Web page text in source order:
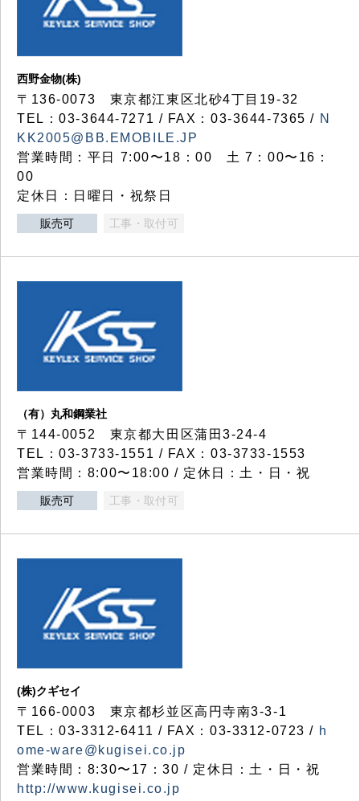
西野金物(株)
〒136-0073 東京都江東区北砂4丁目19-32
TEL：03‐3644‐7271 / FAX：03-3644-7365 / N
KK2005@BB.EMOBILE.JP
営業時間：平日 7:00〜18：00 土 7：00〜16：
00
定休日：日曜日・祝祭日
販売可 工事・取付可
（有）丸和鋼業社
〒144-0052 東京都大田区蒲田3-24-4
TEL：03-3733-1551 / FAX：03-3733-1553
営業時間：8:00〜18:00 / 定休日：土・日・祝
販売可 工事・取付可
(株)クギセイ
〒166-0003 東京都杉並区高円寺南3-3-1
TEL：03-3312-6411 / FAX：03-3312-0723 / h
ome-ware@kugisei.co.jp
営業時間：8:30〜17：30 / 定休日：土・日・祝
http://www.kugisei.co.jp